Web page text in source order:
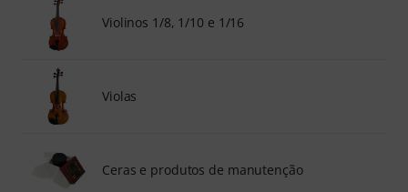
Violinos 1/8, 1/10 e 1/16
Violas
Ceras e produtos de manutenção